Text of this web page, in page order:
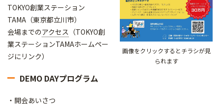
画像をクリックするとチラシが見
られます
TOKYO創業ステーション
TAMA（東京都立川市）
会場までのアクセス （TOKYO創
業ステーションTAMAホームペー
ジにリンク）
DEMO DAYプログラム
・開会あいさつ